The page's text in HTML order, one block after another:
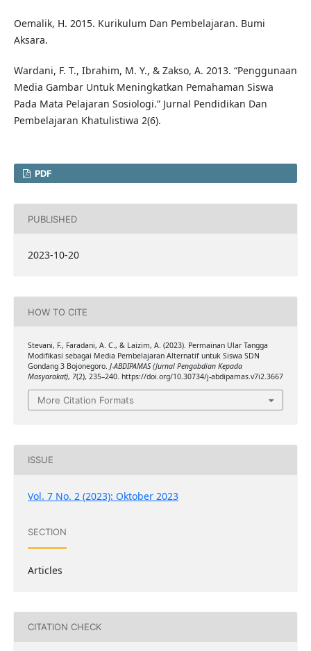
Oemalik, H. 2015. Kurikulum Dan Pembelajaran. Bumi
Aksara.
Wardani, F. T., Ibrahim, M. Y., & Zakso, A. 2013. “Penggunaan
Media Gambar Untuk Meningkatkan Pemahaman Siswa
Pada Mata Pelajaran Sosiologi.” Jurnal Pendidikan Dan
Pembelajaran Khatulistiwa 2(6).
PDF
PUBLISHED
2023-10-20
HOW TO CITE
Stevani, F., Faradani, A. C., & Laizim, A. (2023). Permainan Ular Tangga
Modifikasi sebagai Media Pembelajaran Alternatif untuk Siswa SDN
Gondang 3 Bojonegoro. J-ABDIPAMAS (Jurnal Pengabdian Kepada
Masyarakat), 7(2), 235–240. https://doi.org/10.30734/j-abdipamas.v7i2.3667
More Citation Formats
ISSUE
Vol. 7 No. 2 (2023): Oktober 2023
SECTION
Articles
CITATION CHECK